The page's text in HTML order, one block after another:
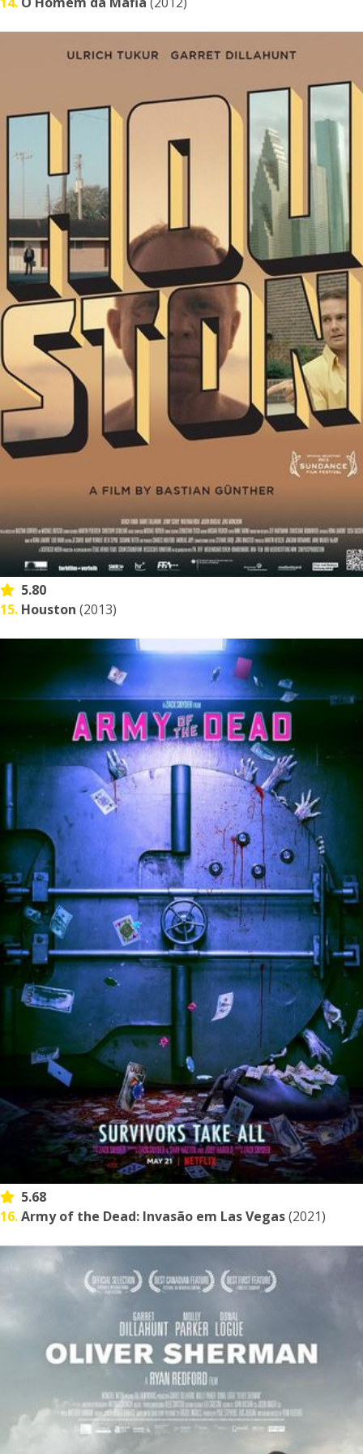
5.80
15. Houston (2013)
5.68
16.Army of the Dead: Invasão em Las Vegas(2021)